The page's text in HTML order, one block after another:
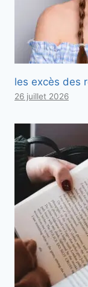
les excès des
26 juillet 2026